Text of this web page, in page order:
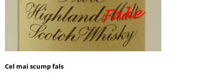
Cel mai scump fals